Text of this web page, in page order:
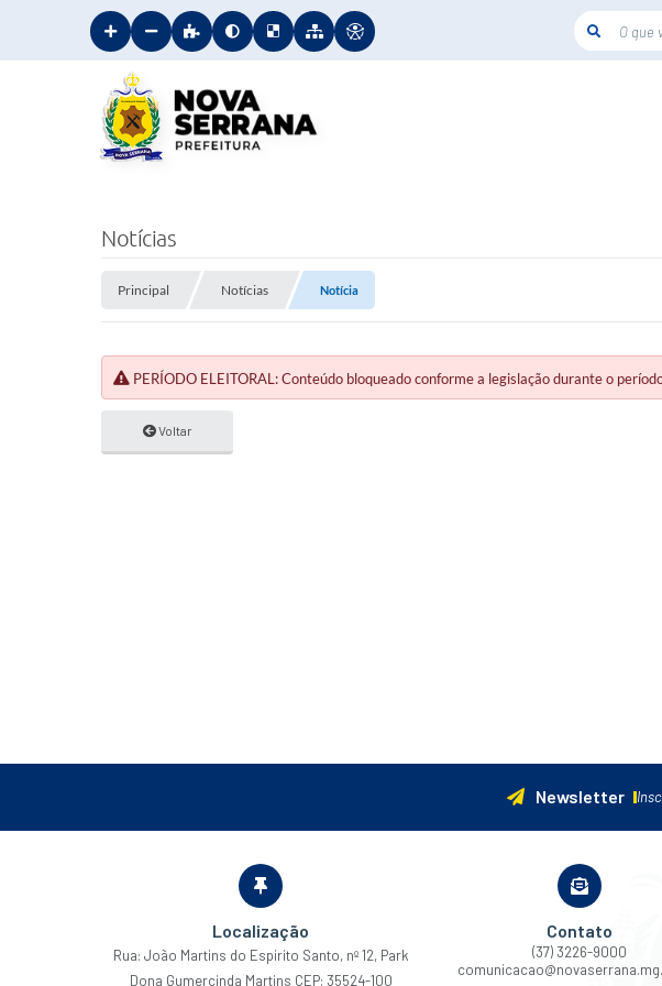
O que voce
Notícias
Principal Notícias Notícia
PERÍODO ELEITORAL: Conteúdo bloqueado conforme a legislação durante o
Voltar
Newsletter
Localização
Rua: João Martins do Espirito Santo, nº 12, Park
Dona Gumercinda Martins CEP: 35524-100
Contato
(37) 3226-9000